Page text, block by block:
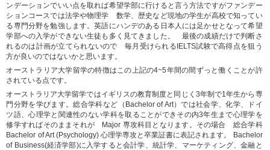
ンデーションでいい点を取れば希望学部に行けると言う方法ですがファンデー
ションコースでは法学や物理学 数学、歴史など現地の学生が高校で知ってい
る専門分野を勉強します。英語にハンデのある日本人には足かせとなって希望
学部への入学ができない生徒も多く見てきました。 最後の成績だけで判断さ
れるのは計画が立てられないので 毎月受けられるIELTS試験で高得点を狙う
方が良いのではないかと思います。
オーストラリア大学留学の特徴はこの上記の4~5年間の間ずっと働くことが許
されている点です。
オーストラリア大学留学ではイギリスの教育制度と同じく3年制で1年生から専
門分野を学びます。総合学科など（Bachelor of Art）では社会学、化学、ドイ
ツ語、心理学と関連性のない学科を取ることができその内3年生まで心理学を
修学すればそのままそれが Major 専攻科目となります。その場合 総合学科
Bachelor of Art (Psychology) 心理学専攻と卒業証書に表記されます。 Bachelor
of Business(経済学部)に入学すると会計学、統計学、マーケティング、金融と